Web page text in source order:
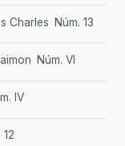
Charles Núm. 13
Núm. VI
IV
12